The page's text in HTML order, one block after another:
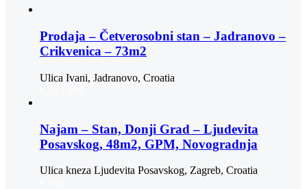
Prodaja – Četverosobni stan – Jadranovo –
Crikvenica – 73m2
Ulica Ivani, Jadranovo, Croatia
Najam – Stan, Donji Grad – Ljudevita
Posavskog, 48m2, GPM, Novogradnja
Ulica kneza Ljudevita Posavskog, Zagreb, Croatia